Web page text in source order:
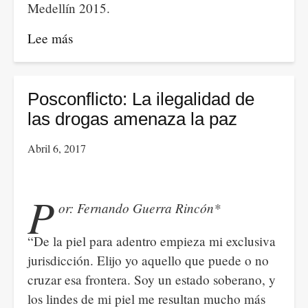
Medellín 2015.
Lee más
Mujeres,
ciudadanía
Posconflicto: La ilegalidad de
las drogas amenaza la paz
Abril 6, 2017
P or: Fernando Guerra Rincón*
“De la piel para adentro empieza mi exclusiva
jurisdicción. Elijo yo aquello que puede o no
cruzar esa frontera. Soy un estado soberano, y
los lindes de mi piel me resultan mucho más